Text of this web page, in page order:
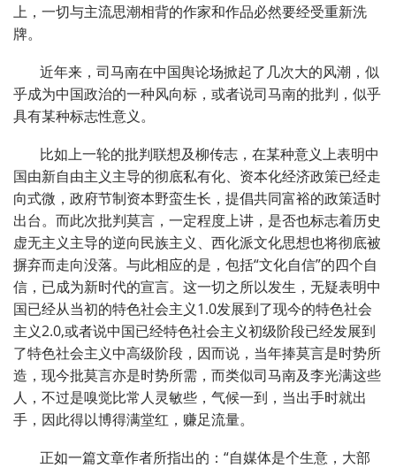
上，一切与主流思潮相背的作家和作品必然要经受重新洗
牌。
近年来，司马南在中国舆论场掀起了几次大的风潮，似
乎成为中国政治的一种风向标，或者说司马南的批判，似乎
具有某种标志性意义。
比如上一轮的批判联想及柳传志，在某种意义上表明中
国由新自由主义主导的彻底私有化、资本化经济政策已经走
向式微，政府节制资本野蛮生长，提倡共同富裕的政策适时
出台。而此次批判莫言，一定程度上讲，是否也标志着历史
虚无主义主导的逆向民族主义、西化派文化思想也将彻底被
摒弃而走向没落。与此相应的是，包括“文化自信”的四个自
信，已成为新时代的宣言。这一切之所以发生，无疑表明中
国已经从当初的特色社会主义1.0发展到了现今的特色社会
主义2.0,或者说中国已经特色社会主义初级阶段已经发展到
了特色社会主义中高级阶段，因而说，当年捧莫言是时势所
造，现今批莫言亦是时势所需，而类似司马南及李光满这些
人，不过是嗅觉比常人灵敏些，气候一到，当出手时就出
手，因此得以博得满堂红，赚足流量。
正如一篇文章作者所指出的：“自媒体是个生意，大部